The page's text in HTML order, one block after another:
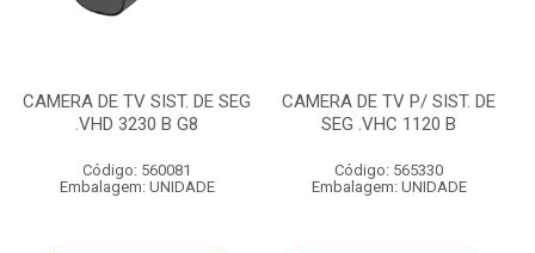
CAMERA DE TV SIST. DE SEG
.VHD 3230 B G8
Código: 560081
Embalagem: UNIDADE
CAMERA DE TV P/ SIST. DE
SEG .VHC 1120 B
Código: 565330
Embalagem: UNIDADE